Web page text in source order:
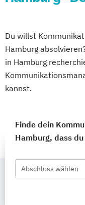
Du willst
Hamburg
in Hamburg
kannst.
Finde dein
Hamburg, dass
Abschluss wählen